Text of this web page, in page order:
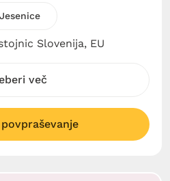
Slovenija, EU
Jesenice
več